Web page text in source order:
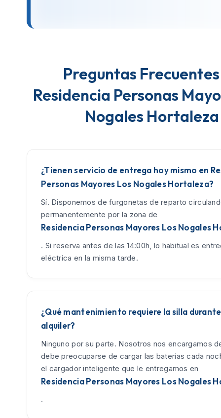
Preguntas
Residencia Personas
Nogales Hortaleza
¿Tienen servicio de entrega hoy mismo en
Personas Mayores Los Nogales Hortaleza?
Sí. Disponemos de furgonetas de reparto
permanentemente por la zona de
Residencia Personas Mayores Los Nogales
. Si reserva antes de las 14:00h, lo habitual es
eléctrica en la misma tarde.
¿Qué mantenimiento requiere la silla
alquiler?
Ninguno por su parte. Nosotros nos encargamos
debe preocuparse de cargar las baterías cada
el cargador inteligente que le entregamos en
Residencia Personas Mayores Los Nogales
.